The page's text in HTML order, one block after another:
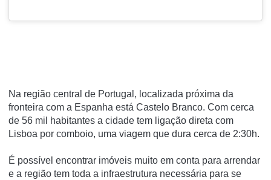
Na região central de Portugal, localizada próxima da
fronteira com a Espanha está Castelo Branco. Com cerca
de 56 mil habitantes a cidade tem ligação direta com
Lisboa por comboio, uma viagem que dura cerca de 2:30h.
É possível encontrar imóveis muito em conta para arrendar
e a região tem toda a infraestrutura necessária para se